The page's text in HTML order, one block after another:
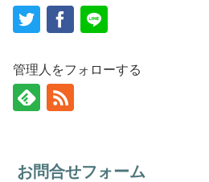
管理人をフォローする
お問合せフォーム